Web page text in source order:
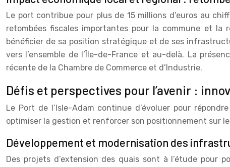
Le port contribue pour plus de 15 millions d’euros au
retombées fiscales importantes pour la commune et
bénéficier de sa position stratégique et de ses
vers l’ensemble de l’Île-de-France et au-delà. La
récente de la Chambre de Commerce et d’Industrie.
Défis et perspectives pour l’avenir :
Le Port de l’Isle-Adam continue d’évoluer pour
optimiser la gestion et renforcer son positionnement sur
Développement et modernisation des
Des projets d’extension des quais sont à l’étude pour